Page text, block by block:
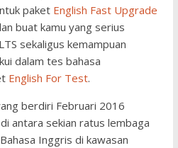
paket English Fast Upgrade
buat kamu yang serius
sekaligus kemampuan
dalam tes bahasa
English For Test.
berdiri Februari 2016
antara sekian ratus lembaga
Inggris di kawasan